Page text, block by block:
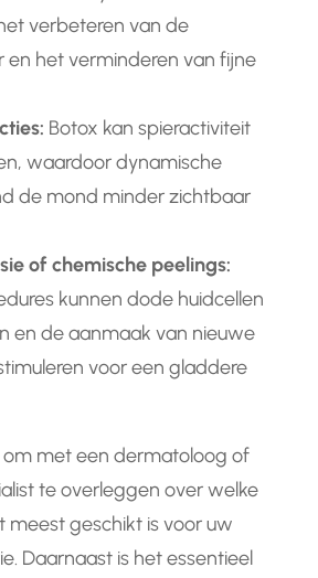
verbeteren van de
en het verminderen van fijne
Botox kan spieractiviteit
waardoor dynamische
de mond minder zichtbaar
of chemische peelings:
kunnen dode huidcellen
en de aanmaak van nieuwe
voor een gladdere
om met een dermatoloog of
te overleggen over welke
meest geschikt is voor uw
Daarnaast is het essentieel